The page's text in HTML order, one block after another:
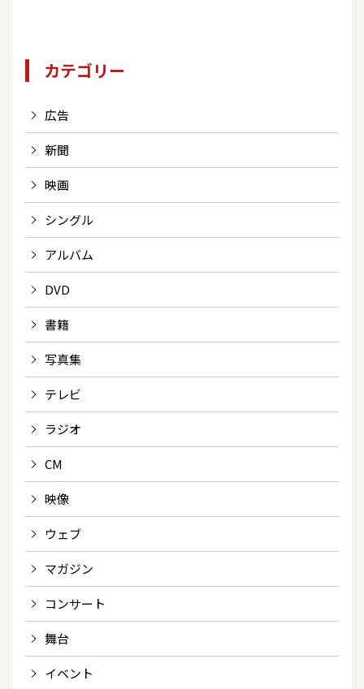
カテゴリー
広告
新聞
映画
シングル
アルバム
DVD
書籍
写真集
テレビ
ラジオ
CM
映像
ウェブ
マガジン
コンサート
舞台
イベント